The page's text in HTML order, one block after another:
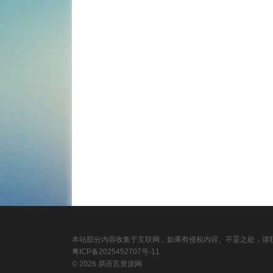
本站部分内容收集于互联网，如果有侵权内容、不妥之处，请
粤ICP备2025452707号-11
© 2026 易语言资源网